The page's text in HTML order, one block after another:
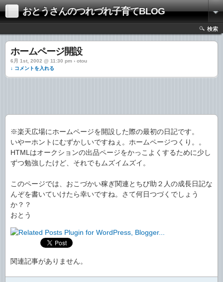
おとうさんのつれづれ子育てBLOG
検索
ホームページ開設
6月 1st, 2002 @ 11:30 pm › otou
↓ コメントを入れる
※楽天広場にホームページを開設した際の最初の日記です。
いやーホントにむずかしいですねぇ。ホームページつくり。。
HTMLはオークションの出品ページをかっこよくするために少し
ずつ勉強したけど、それでもムズイムズイ。
このページでは、おこづかい稼ぎ関連とちび助２人の成長日記な
んぞを書いていけたら幸いですね。さて何日つづくでしょう
か？？
おとう
関連記事がありません。